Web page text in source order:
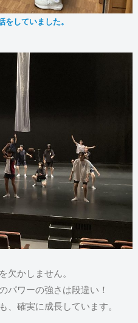
していました。
欠かしません。
パワーの強さは段違い！
、確実に成長しています。